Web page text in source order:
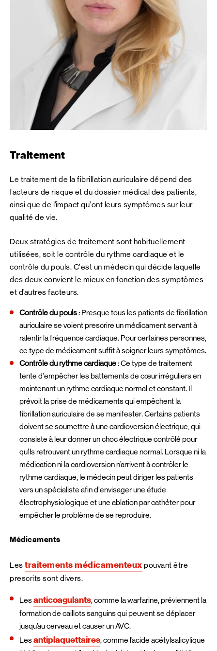
Traitement
Le traitement de la fibrillation auriculaire dépend des
facteurs de risque et du dossier médical des patients,
ainsi que de l’impact qu’ont leurs symptômes sur leur
qualité de vie.
Deux stratégies de traitement sont habituellement
utilisées, soit le contrôle du rythme cardiaque et le
contrôle du pouls. C’est un médecin qui décide laquelle
des deux convient le mieux en fonction des symptômes
et d’autres facteurs.
Contrôle du pouls : Presque tous les patients de fibrillation
auriculaire se voient prescrire un médicament servant à
ralentir la fréquence cardiaque. Pour certaines personnes,
ce type de médicament suffit à soigner leurs symptômes.
Contrôle du rythme cardiaque :Ce type de traitement
tente d’empêcher les battements de cœur irréguliers en
maintenant un rythme cardiaque normal et constant. Il
prévoit la prise de médicaments qui empêchent la
fibrillation auriculaire de se manifester. Certains patients
doivent se soumettre à une cardioversion électrique, qui
consiste à leur donner un choc électrique contrôlé pour
qu’ils retrouvent un rythme cardiaque normal. Lorsque ni la
médication ni la cardioversion n’arrivent à contrôler le
rythme cardiaque, le médecin peut diriger les patients
vers un spécialiste afin d’envisager une étude
électrophysiologique et une ablation par cathéter pour
empêcher le problème de se reproduire.
Médicaments
Les traitements médicamenteux pouvant être
prescrits sont divers.
Lesanticoagulants, comme la warfarine, préviennent la
formation de caillots sanguins qui peuvent se déplacer
jusqu’au cerveau et causer un AVC.
Lesantiplaquettaires, comme l’acide acétylsalicylique